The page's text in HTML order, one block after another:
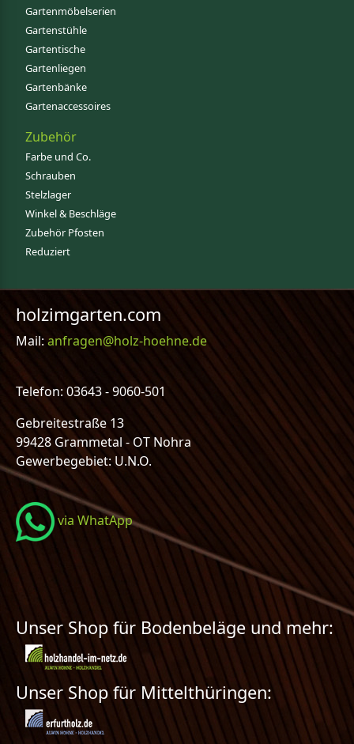
Gartenmöbelserien
Gartenstühle
Gartentische
Gartenliegen
Gartenbänke
Gartenaccessoires
Zubehör
Farbe und Co.
Schrauben
Stelzlager
Winkel & Beschläge
Zubehör Pfosten
Reduziert
holzimgarten.com
Mail:anfragen@holz-hoehne.de
Telefon: 03643 - 9060-501
Gebreitestraße 13
99428 Grammetal - OT Nohra
Gewerbegebiet: U.N.O.
via WhatApp
Unser Shop für Bodenbeläge und mehr:
Unser Shop für Mittelthüringen: